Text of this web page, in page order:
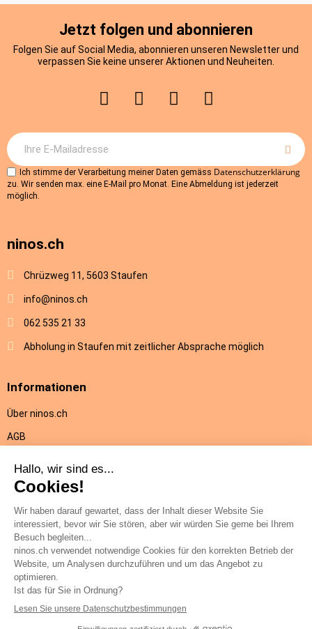
Jetzt folgen und abonnieren
Folgen Sie auf Social Media, abonnieren unseren Newsletter und
verpassen Sie keine unserer Aktionen und Neuheiten.
Ich stimme der Verarbeitung meiner Daten gemäss Datenschutzerklärung
zu. Wir senden max. eine E-Mail pro Monat. Eine Abmeldung ist jederzeit
möglich.
ninos.ch
Chrüzweg 11, 5603 Staufen
info@ninos.ch
062 535 21 33
Abholung in Staufen mit zeitlicher Absprache möglich
Informationen
Über ninos.ch
AGB
Rückgabe
Datenschutz
Impressum
Hilfe
Kontakt